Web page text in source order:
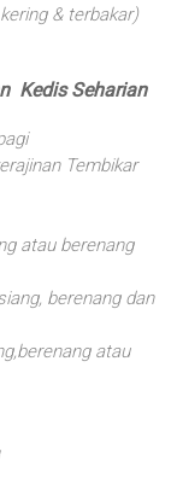
& terbakar)
Kedis Seharian
Tembikar
atau berenang
berenang dan
atau